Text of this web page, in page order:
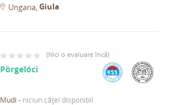
Ungaria Giula
(Nici o evaluare încă)
Pörgelóci
Mudi - niciun cățel disponibil